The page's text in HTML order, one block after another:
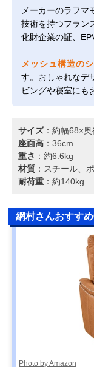
メーカーのラフマ
技術を持つフラン
化財企業の証、
メッシュ構造の
す。おしゃれなデ
ビングや寝室にも
サイズ：約幅68×奥
座面高 ：36cm
重さ ：約6.6kg
材質 ：スチール、
耐荷重 ：約140kg
網村さんおすす
Photo by Amazon